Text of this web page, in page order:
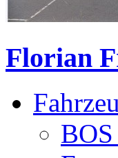
Florian